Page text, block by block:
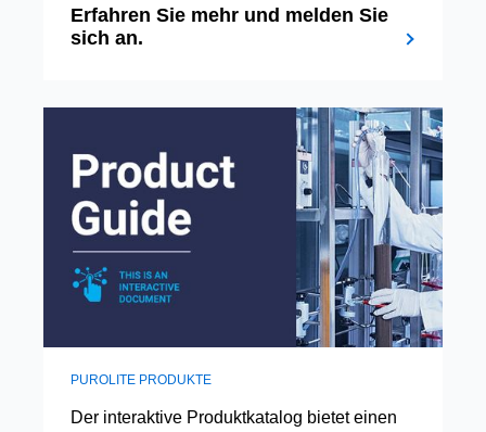
Erfahren Sie mehr und melden Sie
sich an.
PUROLITE PRODUKTE
Der interaktive Produktkatalog bietet einen